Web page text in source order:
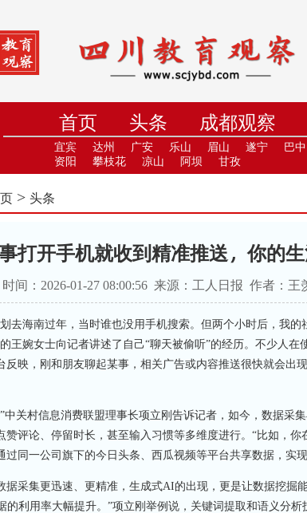
首页 头条 成都观察
小学
中学 职教 高校
宜宾 达州 广安 乐山 眉山 遂宁 巴中
资阳
攀枝花 凉山 阿坝 甘孜
> 头条
打开手机就收到精准推送，你的
时间：2026-01-27 08:00:56 来源：工人日报 作者：王
去海南过年，当时谁也没用手机搜索。但两个小时后，我
王婉女士向记者讲述了自己“聊天被偷听”的经历。不少人
映，刚和朋友聊起某事，相关广告或内容推送很快就会出现
中关村信息消费联盟理事长项立刚告诉记者，如今，数据采
赞评论、停留时长，甚至输入习惯等多维度进行。“比如，
过同一公司旗下的今日头条、西瓜视频等平台共享数据，实
据采集更迅速、更精准，生成式AI的出现，更是让数据挖掘
的利用率大幅提升。”项立刚举例说，关键词提取和语义分